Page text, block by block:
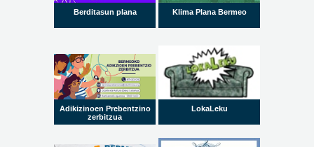
Berditasun plana Klima Plana Bermeo
Adikizinoen Prebentzino
zerbitzua
LokaLeku